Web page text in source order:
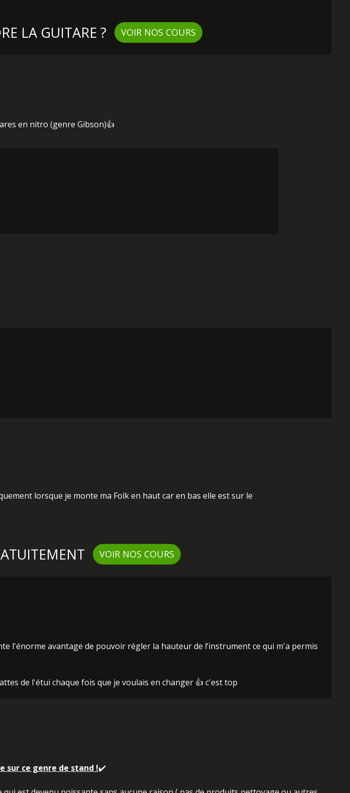
LA GUITARE ? VOIR NOS COURS
en nitro (genre Gibson)👍
lorsque je monte ma Folk en haut car en bas elle est sur le
VOIR NOS COURS
l'énorme avantage de pouvoir régler la hauteur de l’instrument ce qui m'a permis
de l'étui chaque fois que je voulais en changer 👍 c'est top
ce genre de stand !✔️